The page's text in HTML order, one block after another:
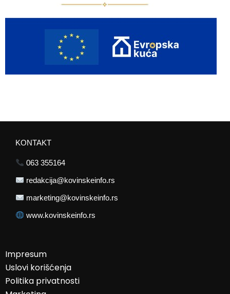
KONTAKT
063 355164
redakcija@kovinskeinfo.rs
marketing@kovinskeinfo.rs
www.kovinskeinfo.rs
Impresum
Uslovi korišćenja
Politika privatnosti